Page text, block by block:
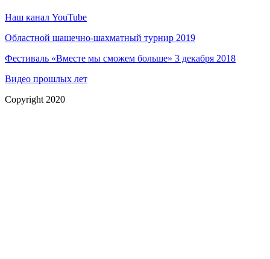
Наш канал YouTube
Областной шашечно-шахматный турнир 2019
Фестиваль «Вместе мы сможем больше» 3 декабря 2018
Видео прошлых лет
Copyright 2020